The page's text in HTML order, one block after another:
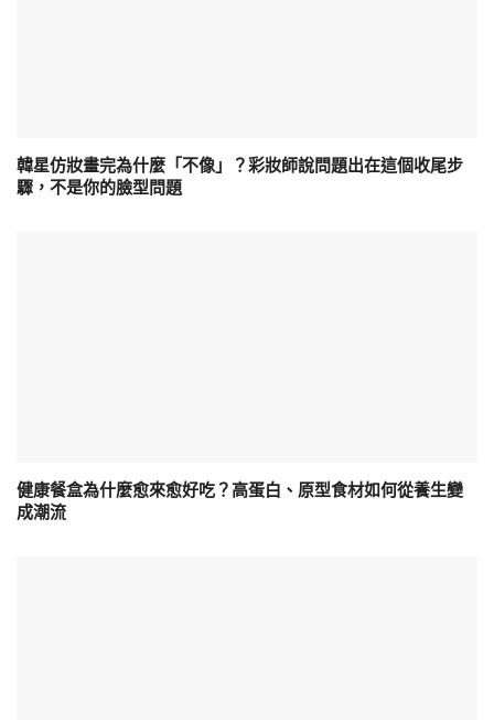
韓星仿妝畫完為什麼「不像」？彩妝師說問題出在這個收尾步
驟，不是你的臉型問題
健康餐盒為什麼愈來愈好吃？高蛋白、原型食材如何從養生變
成潮流